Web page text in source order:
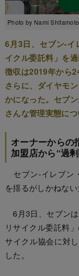
Photo by Nami Shitamoto
6月3日、セブン-イ
イクル委託料」を
徴収は2019年から
さらに、ダイヤモ
かになった。セブ
さんな管理実態につ
オーナーからの
加盟店から“過
セブン-イレブン
を揺るがしかねない
6月3日、セブン
リサイクル委託料
サイクル協会に対
した。